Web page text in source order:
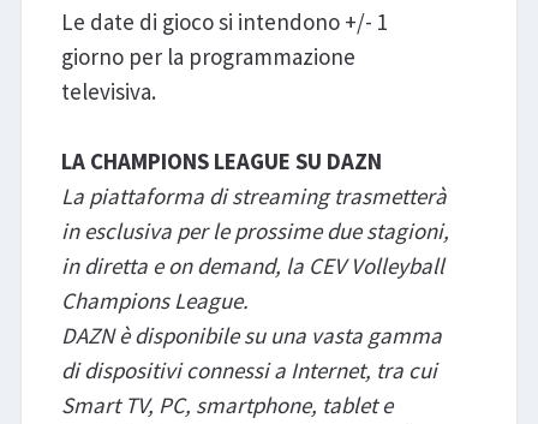
Le date di gioco si intendono +/- 1
giorno per la programmazione
televisiva.
LA CHAMPIONS LEAGUE SU DAZN
La piattaforma di streaming trasmetterà
in esclusiva per le prossime due stagioni,
in diretta e on demand, la CEV Volleyball
Champions League.
DAZN è disponibile su una vasta gamma
di dispositivi connessi a Internet, tra cui
Smart TV, PC, smartphone, tablet e